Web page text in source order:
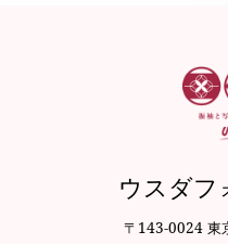
ウスダフ
〒143-0024 東